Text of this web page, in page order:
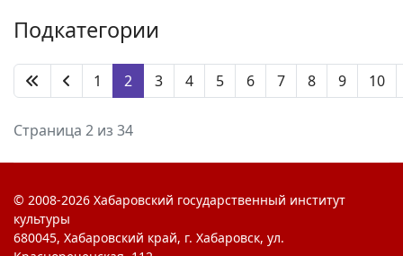
Подкатегории
1 2 3 4 5 6 7 8 9 10
Страница 2 из 34
© 2008-2026 Хабаровский государственный институт
культуры
680045, Хабаровский край, г. Хабаровск, ул.